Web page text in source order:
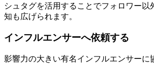
シュタグを活用することでフォロワー以
知も広げられます。
インフルエンサーへ依頼する
影響力の大きい有名インフルエンサーに